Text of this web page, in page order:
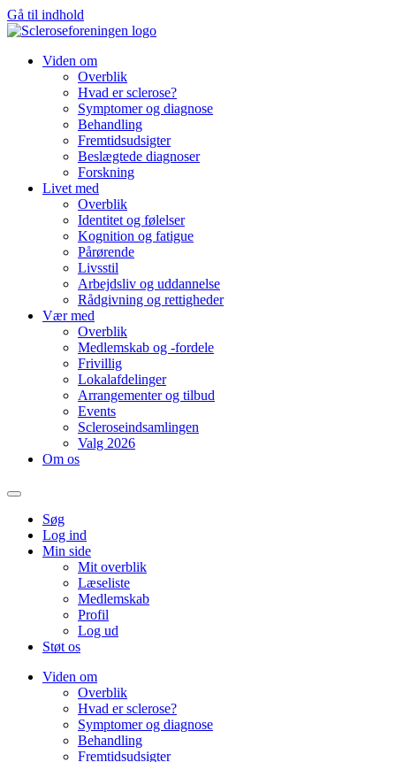
Gå til indhold
Viden om
Overblik
Hvad er sclerose?
Symptomer og diagnose
Behandling
Fremtidsudsigter
Beslægtede diagnoser
Forskning
Livet med
Overblik
Identitet og følelser
Kognition og fatigue
Pårørende
Livsstil
Arbejdsliv og uddannelse
Rådgivning og rettigheder
Vær med
Overblik
Medlemskab og -fordele
Frivillig
Lokalafdelinger
Arrangementer og tilbud
Events
Scleroseindsamlingen
Valg 2026
Om os
Søg
Log ind
Min side
Mit overblik
Læseliste
Medlemskab
Profil
Log ud
Støt os
Viden om
Overblik
Hvad er sclerose?
Symptomer og diagnose
Behandling
Fremtidsudsigter